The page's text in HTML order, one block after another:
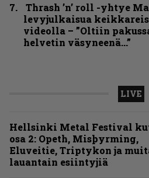
Thrash ’n’ roll -yhtye
levyjulkaisua
videolla – ”Oltiin
helvetin väsyneenä…”
LIVE
Hellsinki Metal Festival
osa 2: Opeth, Misþyrming,
Eluveitie, Triptykon ja
lauantain esiintyjiä